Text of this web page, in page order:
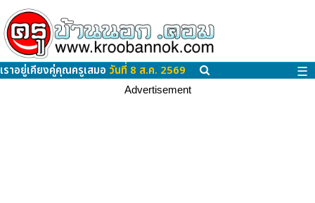
เราอยู่เคียงคู่คุณครูเสมอ วันที่ 8 ส.ค. 2569 ☰
Advertisement